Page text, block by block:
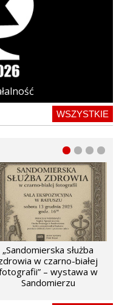
WSZYSTKIE
„Sandomierska służba
w czarno-białej
– wystawa w
Sandomierzu